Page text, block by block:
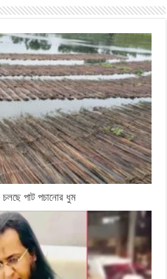
চলছে পাট পচানোর ধুম